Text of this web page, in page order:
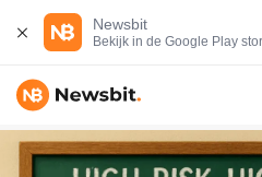
Newsbit
Bekijk in de Google Play